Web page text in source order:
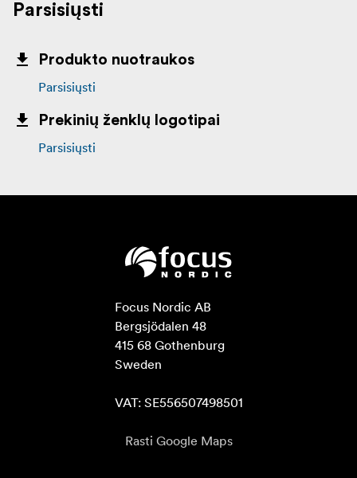
Parsisiųsti
Produkto nuotraukos
Parsisiųsti
Prekinių ženklų logotipai
Parsisiųsti
Focus Nordic AB
Bergsjödalen 48
415 68 Gothenburg
Sweden
VAT: SE556507498501
Rasti Google Maps